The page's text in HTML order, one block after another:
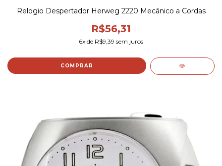
Relogio Despertador Herweg 2220 Mecânico a Cordas
R$56,31
6x de R$9,39 sem juros
COMPRAR